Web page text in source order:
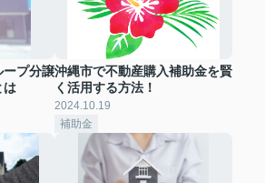
ープ分譲
は
沖縄市で不動産購入補助金を賢
く活用する方法！
2024.10.19
補助金